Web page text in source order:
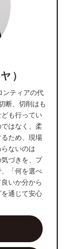
）
ンティアの代
断、切削はも
も行ってい
はなく、柔
ため、現場
ないのは
気づきを、プ
「何を選べ
いか分から
通じて安心